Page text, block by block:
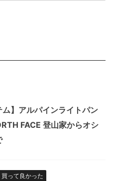
ム】アルパインライトパン
FACE 登山家からオシ
買って良かった